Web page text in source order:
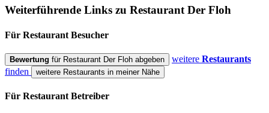
Weiterführende Links zu RestaurantDer Floh
Für Restaurant Besucher
Bewertung für Restaurant Der Floh abgeben weitere Restaurants
finden
weitere Restaurants in meiner Nähe
Für Restaurant Betreiber